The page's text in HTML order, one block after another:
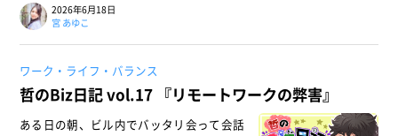
2026年6月18日
宮 あゆこ
ワーク・ライフ・バランス
哲のBiz日記 vol.17 『リモートワークの弊害』
ある日の朝、ビル内でバッタリ会って会話